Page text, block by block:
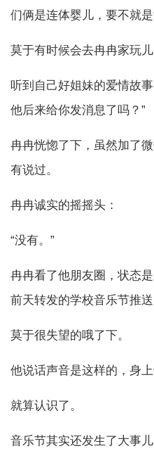
们俩是连体婴儿，要不就是
莫于有时候会去冉冉家玩
听到自己好姐妹的爱情故
他后来给你发消息了吗？”
冉冉恍惚了下，虽然加了
有说过。
冉冉诚实的摇摇头：
“没有。”
冉冉看了他朋友圈，状态
前天转发的学校音乐节推送
莫于很失望的哦了下。
他说话声音是这样的，身上
就算认识了。
音乐节其实还发生了大事